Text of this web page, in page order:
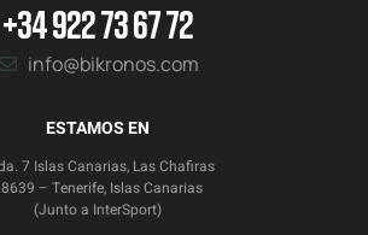
+34 922 73 67 72
info@bikronos.com
ESTAMOS EN
7 Islas Canarias, Las Chafiras
– Tenerife, Islas Canarias
(Junto a InterSport)